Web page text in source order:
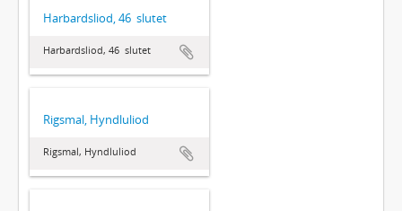
Harbardsliod, 46  slutet
Harbardsliod, 46  slutet
Rigsmal, Hyndluliod
Rigsmal, Hyndluliod